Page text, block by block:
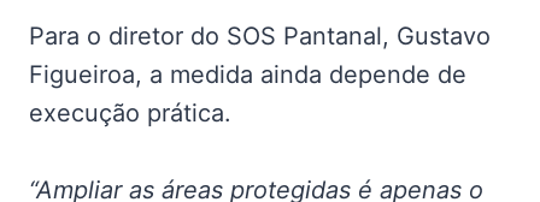
Para o diretor do SOS Pantanal, Gustavo
Figueiroa, a medida ainda depende de
execução prática.
“Ampliar as áreas protegidas é apenas o